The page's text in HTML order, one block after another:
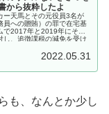
から抜粋したよ
ー天馬とその元役員3名が
員への贈賄）の罪で在宅基
で2017年と2019年にそれ
し、追徴課税の減免を受け
2022.05.31
も、なんとか少し